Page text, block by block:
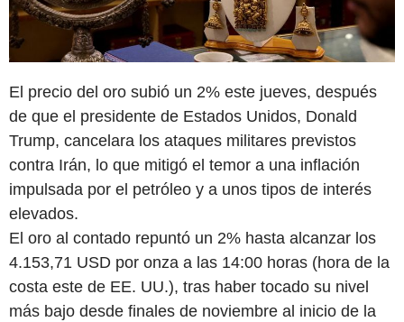
El precio del oro subió un 2% este jueves, después
de que el presidente de Estados Unidos, Donald
Trump, cancelara los ataques militares previstos
contra Irán, lo que mitigó el temor a una inflación
impulsada por el petróleo y a unos tipos de interés
elevados.
El oro al contado repuntó un 2% hasta alcanzar los
4.153,71 USD por onza a las 14:00 horas (hora de la
costa este de EE. UU.), tras haber tocado su nivel
más bajo desde finales de noviembre al inicio de la